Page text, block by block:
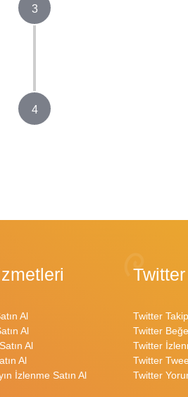
3
4
Al
Al
Al
Al
İzlenme Satın Al
Twitter
Twitter
Twitter
Twitter
Twitter